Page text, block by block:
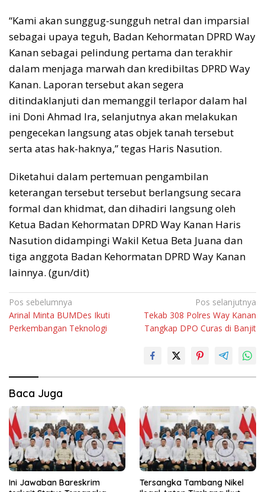
“Kami akan sunggug-sungguh netral dan imparsial
sebagai upaya teguh, Badan Kehormatan DPRD Way
Kanan sebagai pelindung pertama dan terakhir
dalam menjaga marwah dan kredibiltas DPRD Way
Kanan. Laporan tersebut akan segera
ditindaklanjuti dan memanggil terlapor dalam hal
ini Doni Ahmad Ira, selanjutnya akan melakukan
pengecekan langsung atas objek tanah tersebut
serta atas hak-haknya,” tegas Haris Nasution.
Diketahui dalam pertemuan pengambilan
keterangan tersebut tersebut berlangsung secara
formal dan khidmat, dan dihadiri langsung oleh
Ketua Badan Kehormatan DPRD Way Kanan Haris
Nasution didampingi Wakil Ketua Beta Juana dan
tiga anggota Badan Kehormatan DPRD Way Kanan
lainnya. (gun/dit)
Navigasi
pos
Pos sebelumnya
Arinal Minta BUMDes Ikuti
Perkembangan Teknologi
Pos selanjutnya
Tekab 308 Polres Way Kanan
Tangkap DPO Curas di Banjit
Baca Juga
Ini Jawaban Bareskrim
Tersangka Tambang Nikel